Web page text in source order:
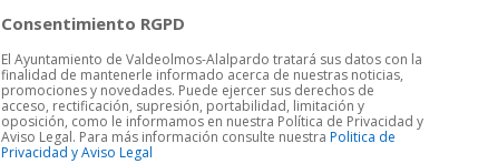
Consentimiento RGPD
El Ayuntamiento de Valdeolmos-Alalpardo tratará sus datos con la
finalidad de mantenerle informado acerca de nuestras noticias,
promociones y novedades. Puede ejercer sus derechos de
acceso, rectificación, supresión, portabilidad, limitación y
oposición, como le informamos en nuestra Política de Privacidad y
Aviso Legal. Para más información consulte nuestraPolitica de
Privacidad y Aviso Legal